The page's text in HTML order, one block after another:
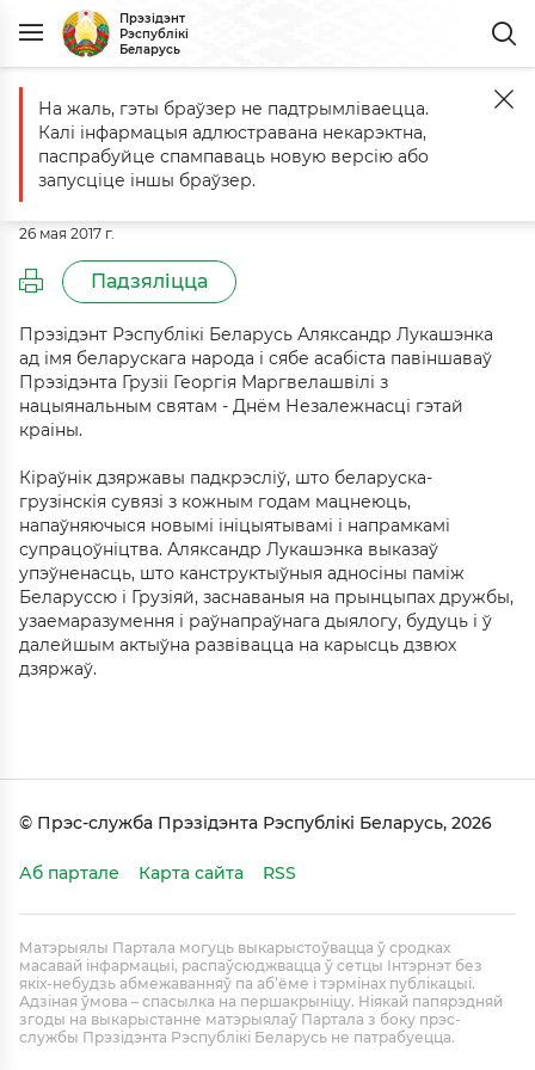
Прэзідэнт
Рэспублікі
Беларусь
Галоўная Падзеі Віншаванне Прэзідэнту Грузіі Георгію
Віншаванне Прэзідэнту Грузіі
Георгію Маргвелашвілі
26 мая 2017 г.
Падзяліцца
Прэзідэнт Рэспублікі Беларусь Аляксандр Лукашэнка
ад імя беларускага народа і сябе асабіста павіншаваў
Прэзідэнта Грузіі Георгія Маргвелашвілі з
нацыянальным святам - Днём Незалежнасці гэтай
краіны.
Кіраўнік дзяржавы падкрэсліў, што беларуска-
грузінскія сувязі з кожным годам мацнеюць,
напаўняючыся новымі ініцыятывамі і напрамкамі
супрацоўніцтва. Аляксандр Лукашэнка выказаў
упэўненасць, што канструктыўныя адносіны паміж
Беларуссю і Грузіяй, заснаваныя на прынцыпах дружбы,
узаемаразумення і раўнапраўнага дыялогу, будуць і ў
далейшым актыўна развівацца на карысць дзвюх
дзяржаў.
© Прэс-служба Прэзідэнта Рэспублікі Беларусь, 2026
Аб партале Карта сайта RSS
Матэрыялы Партала могуць выкарыстоўвацца ў сродках
масавай інфармацыі, распаўсюджвацца ў сетцы Інтэрнэт без
якіх-небудзь абмежаванняў па аб’ёме і тэрмінах публікацыі.
Адзіная ўмова – спасылка на першакрыніцу. Ніякай папярэдняй
згоды на выкарыстанне матэрыялаў Партала з боку прэс-
службы Прэзідэнта Рэспублікі Беларусь не патрабуецца.
На жаль, гэты браўзер не падтрымліваецца.
Калі інфармацыя адлюстравана некарэктна,
паспрабуйце спампаваць новую версію або
запусціце іншы браўзер.